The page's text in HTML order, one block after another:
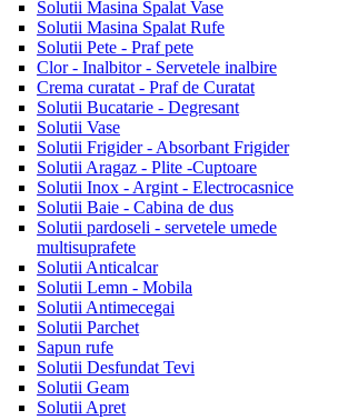
Solutii Masina Spalat Vase
Solutii Masina Spalat Rufe
Solutii Pete - Praf pete
Clor - Inalbitor - Servetele inalbire
Crema curatat - Praf de Curatat
Solutii Bucatarie - Degresant
Solutii Vase
Solutii Frigider - Absorbant Frigider
Solutii Aragaz - Plite -Cuptoare
Solutii Inox - Argint - Electrocasnice
Solutii Baie - Cabina de dus
Solutii pardoseli - servetele umede
multisuprafete
Solutii Anticalcar
Solutii Lemn - Mobila
Solutii Antimecegai
Solutii Parchet
Sapun rufe
Solutii Desfundat Tevi
Solutii Geam
Solutii Apret